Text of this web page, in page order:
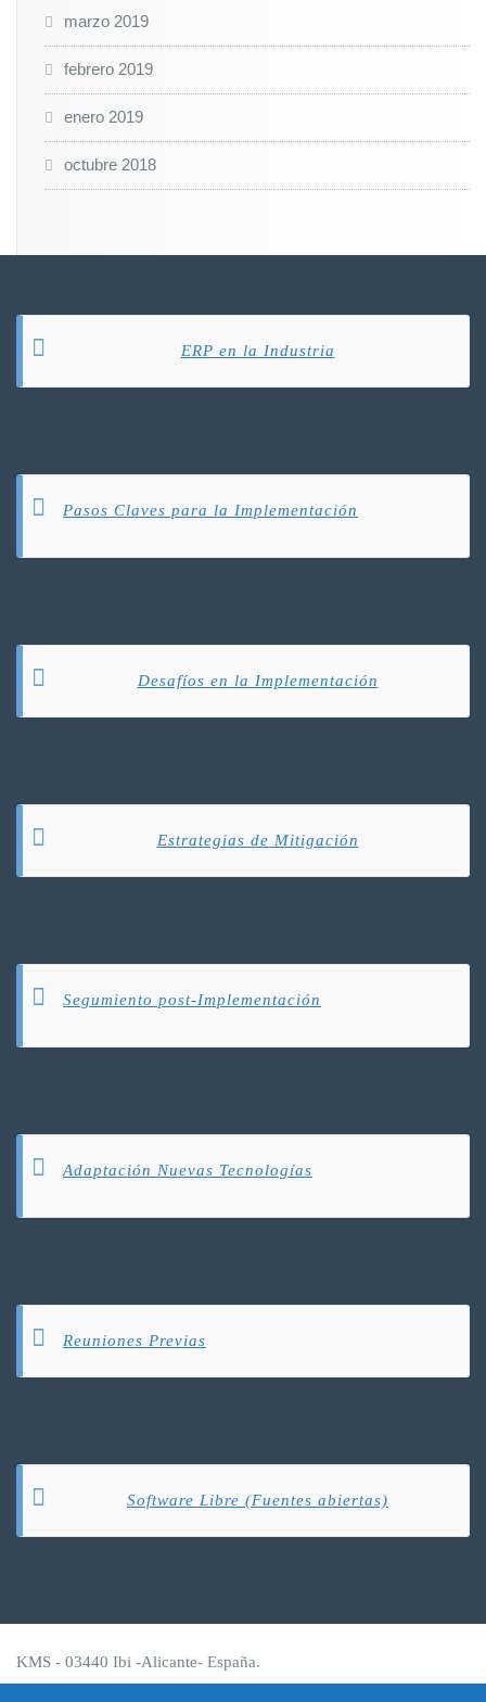
marzo 2019
febrero 2019
enero 2019
octubre 2018
ERP en la Industria
Pasos Claves para la Implementación
Desafíos en la Implementación
Estrategias de Mitigación
Segumiento post-Implementación
Adaptación Nuevas Tecnologías
Reuniones Previas
Software Libre (Fuentes abiertas)
KMS - 03440 Ibi -Alicante- España.